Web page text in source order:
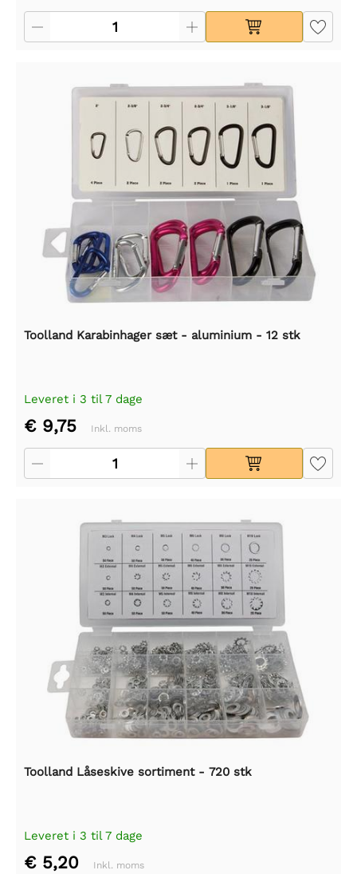
Toolland Karabinhager sæt - aluminium - 12 stk
Leveret i 3 til 7 dage
€ 9,75 Inkl. moms
Toolland Låseskive sortiment - 720 stk
Leveret i 3 til 7 dage
€ 5,20 Inkl. moms